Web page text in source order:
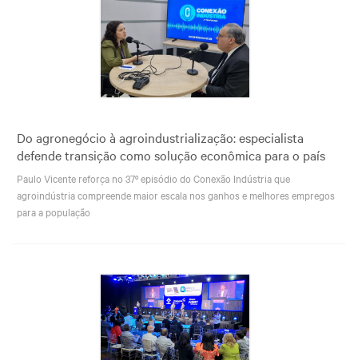
Do agronegócio à agroindustrialização: especialista
defende transição como solução econômica para o país
Paulo Vicente reforça no 37º episódio do Conexão Indústria que
agroindústria compreende maior escala nos ganhos e melhores empregos
para a população